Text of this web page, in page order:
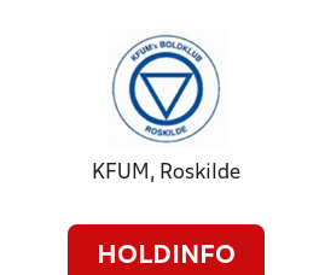
KFUM, Roskilde
HOLDINFO